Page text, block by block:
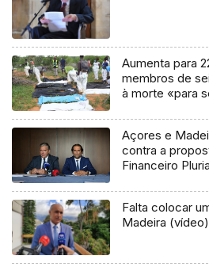
Aumenta para
membros de
à morte «para
Açores e
contra a
Financeiro
Falta colocar
Madeira (vídeo)